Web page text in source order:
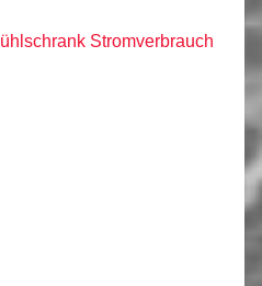
Stromverbrauch